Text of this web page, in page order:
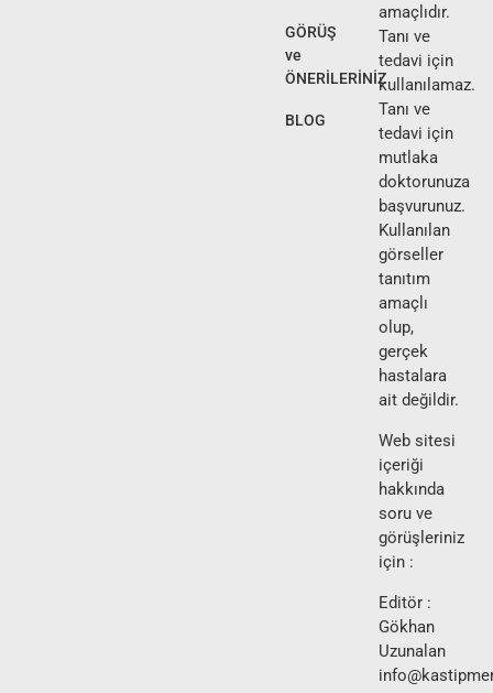
GÖRÜŞ
ve
ÖNERİLERİNİZ
BLOG
amaçlıdır.
Tanı ve
tedavi için
kullanılamaz.
Tanı ve
tedavi için
mutlaka
doktorunuza
başvurunuz.
Kullanılan
görseller
tanıtım
amaçlı
olup,
gerçek
hastalara
ait değildir.
Web sitesi
içeriği
hakkında
soru ve
görüşleriniz
için :
Editör :
Gökhan
Uzunalan